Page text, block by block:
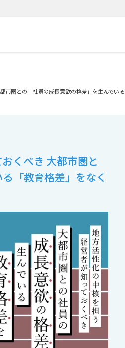
市圏との「社員の成長意欲の格差」を生んでい
くべき 大都市圏と
「教育格差」をなく